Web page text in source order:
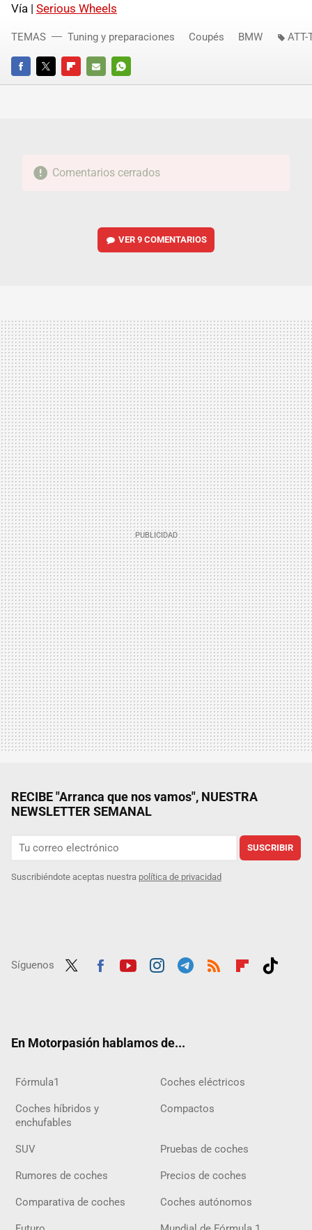
Vía | Serious Wheels
FACEBOOKTWITTERFLIPBOARD
E-
WHATSAPP
TEMAS Tuning y preparaciones Coupés BMW ATT-
Comentarios cerrados
VER9 COMENTARIOS
RECIBE "Arranca que nos vamos", NUESTRA
NEWSLETTER SEMANAL
SUSCRIBIR
Suscribiéndote aceptas nuestra política de privacidad
Síguenos
En Motorpasión hablamos de...
Fórmula1 Coches eléctricos
Coches híbridos y
enchufables
Compactos
SUV Pruebas de coches
Rumores de coches Precios de coches
Comparativa de coches Coches autónomos